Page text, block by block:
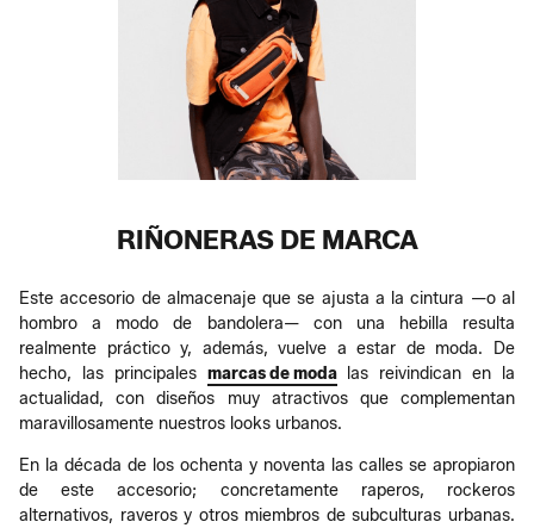
RIÑONERAS DE MARCA
Este accesorio de almacenaje que se ajusta a la cintura —o al
hombro a modo de bandolera— con una hebilla resulta
realmente práctico y, además, vuelve a estar de moda. De
hecho, las principales marcas de modalas reivindican en la
actualidad, con diseños muy atractivos que complementan
maravillosamente nuestros looks urbanos.
En la década de los ochenta y noventa las calles se apropiaron
de este accesorio; concretamente raperos, rockeros
alternativos, raveros y otros miembros de subculturas urbanas.